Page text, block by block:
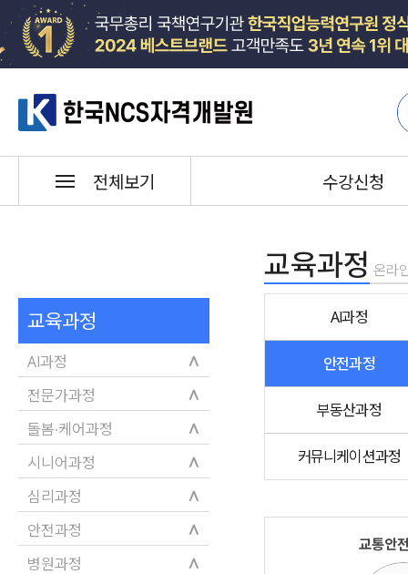
한국NCS자격개발원
전체보기 수강신청
교육과정
AI과정 ∧
전문가과정 ∧
돌봄·케어과정 ∧
시니어과정 ∧
심리과정 ∧
안전과정 ∧
병원과정 ∧
교육과정 온라
AI과정
안전과정
부동산과정
커뮤니케이션과정
교통안